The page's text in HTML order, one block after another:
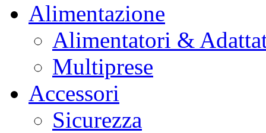
Alimentazione
Alimentatori &
Multiprese
Accessori
Sicurezza